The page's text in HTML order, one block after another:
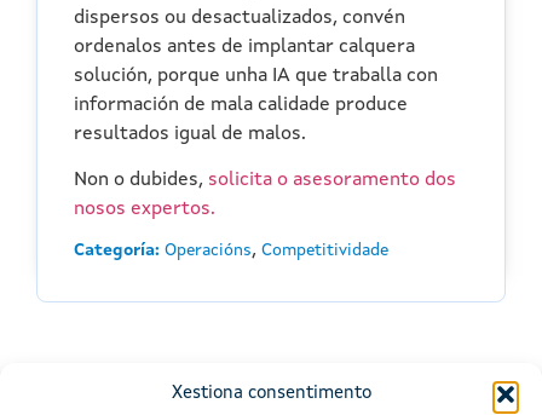
Xestiona consentimento
dispersos ou desactualizados, convén
ordenalos antes de implantar calquera
solución, porque unha IA que traballa con
información de mala calidade produce
resultados igual de malos.
Non o dubides, solicita o asesoramento dos
nosos expertos.
Categoría: Operacións, Competitividade